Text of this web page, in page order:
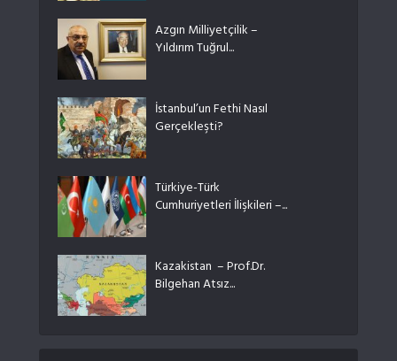
Azgın Milliyetçilik –
Yıldırım Tuğrul...
İstanbul’un Fethi Nasıl
Gerçekleşti?
Türkiye-Türk
Cumhuriyetleri İlişkileri –...
Kazakistan – Prof.Dr.
Bilgehan Atsız...